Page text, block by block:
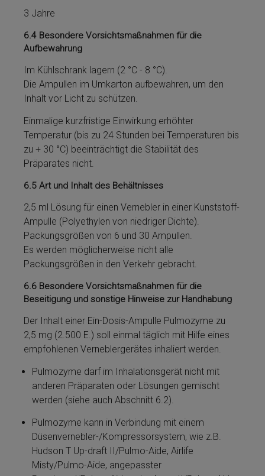
3 Jahre
6.4 Besondere Vorsichtsmaßnahmen für die
Aufbewahrung
Im Kühlschrank lagern (2 °C - 8 °C).
Die Ampullen im Umkarton aufbewahren, um den
Inhalt vor Licht zu schützen.
Einmalige kurzfristige Einwirkung erhöhter
Temperatur (bis zu 24 Stunden bei Temperaturen bis
zu + 30 °C) beeinträchtigt die Stabilität des
Präparates nicht.
6.5 Art und Inhalt des Behältnisses
2,5 ml Lö­sung für einen Vernebler in ei­ner Kunststoff-
Ampulle (Poly­ethy­len von nied­ri­ger Dich­te).
Packungsgrößen von 6 und 30 Ampullen.
Es werden möglicherweise nicht alle
Packungsgrößen in den Verkehr gebracht.
6.6 Besondere Vorsichtsmaßnahmen für die
Beseitigung und sonstige Hinweise zur Handhabung
Der Inhalt ei­ner Ein-Dosis-Ampulle Pulmozyme­ zu
2,5 mg (2.500 E.) soll einmal täglich mit Hil­fe ei­nes
empfohlenen Verneblergerätes inhaliert werden.
Pulmozyme­ darf im Inhalationsgerät nicht mit
anderen Präparaten oder Lö­sungen gemischt
werden (siehe auch Abschnitt 6.2).
Pulmozyme­ kann in Verbindung mit ei­nem
Düsenvernebler-/Kompressorsystem, wie z.B.
Hudson T Up-draft II/Pulmo-Aide, Airlife
Misty/Pulmo-Aide, angepasster